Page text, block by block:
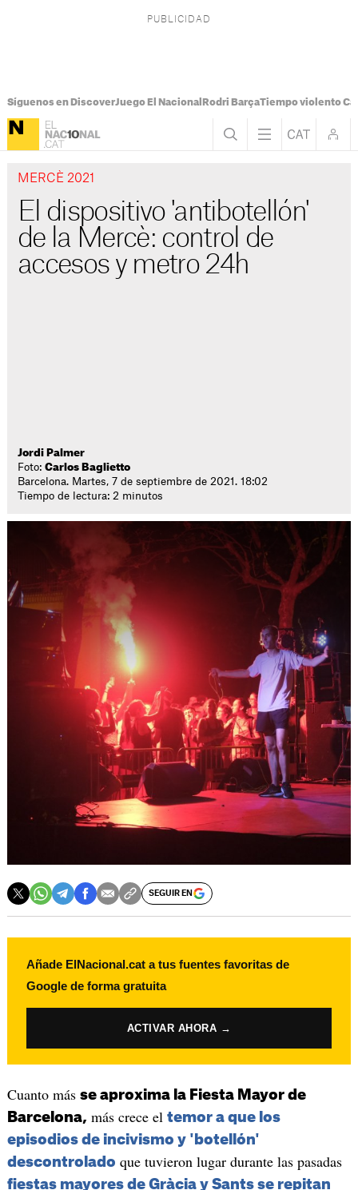
Síguenos en DiscoverJuego El Nacional Rodri BarçaTiempo violento
MERCÈ 2021
El dispositivo 'antibotellón'
de la Mercè: control de
accesos y metro 24h
Jordi Palmer
Foto:Carlos Baglietto
Barcelona. Martes, 7 de septiembre de 2021. 18:02
Tiempo de lectura: 2 minutos
SEGUIR EN
Añade ElNacional.cat a tus fuentes favoritas de
Google de forma gratuita
ACTIVAR AHORA →
Cuanto más se aproxima la Fiesta Mayor de
Barcelona, más crece el temor a que los
episodios de incivismo y 'botellón'
descontrolado que tuvieron lugar durante las pasadas
fiestas mayores de Gràcia y Sants se repitan